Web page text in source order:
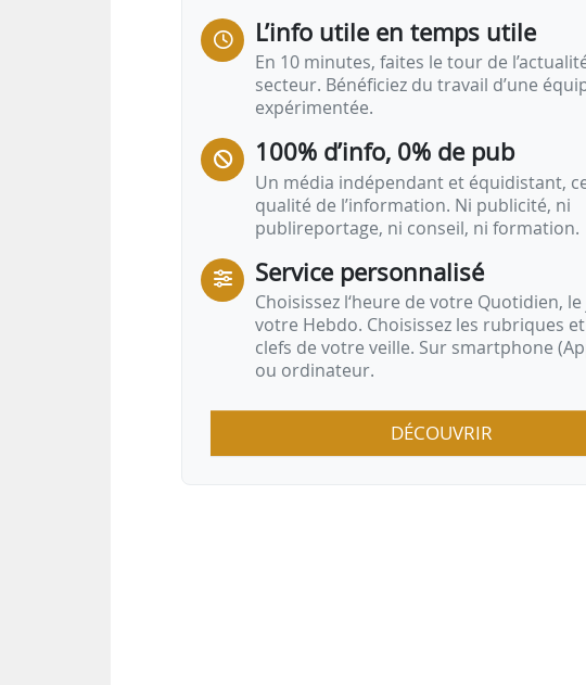
L’info utile en temps utile
En 10 minutes, faites le tour de
secteur. Bénéficiez du travail d’une
expérimentée.
100% d’info, 0% de pub
Un média indépendant et équidistant,
qualité de l’information. Ni publicité, ni
publireportage, ni conseil, ni formation.
Service personnalisé
Choisissez l‘heure de votre Quotidien,
votre Hebdo. Choisissez les rubriques
clefs de votre veille. Sur smartphone
ou ordinateur.
DÉCOUVRIR